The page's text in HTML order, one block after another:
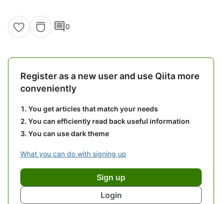
comment0
Register as a new user and use Qiita more
conveniently
You get articles that match your needs
You can efficiently read back useful information
You can use dark theme
What you can do with signing up
Sign up
Login